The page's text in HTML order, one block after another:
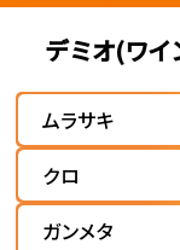
デミオ(ワ
ムラサキ
クロ
ガンメタ